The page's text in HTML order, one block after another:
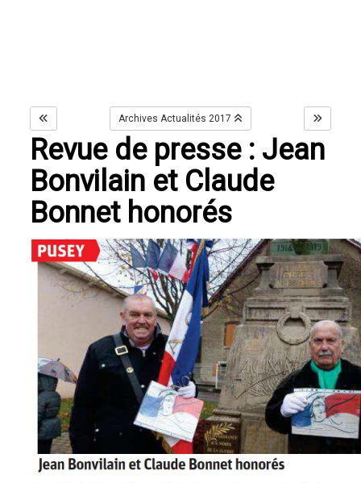
Archives Actualités 2017
Revue de presse : Jean
Bonvilain et Claude
Bonnet honorés